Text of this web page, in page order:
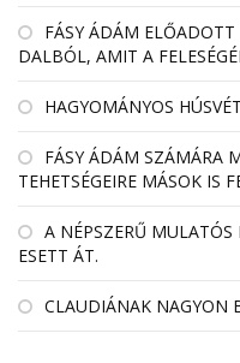
FÁSY ÁDÁM
DALBÓL, AMIT A
HAGYOMÁNYOS
FÁSY ÁDÁM SZÁMÁRA
TEHETSÉGEIRE MÁSOK IS
A NÉPSZERŰ MULATÓS
ESETT ÁT.
CLAUDIÁNAK NAGYON